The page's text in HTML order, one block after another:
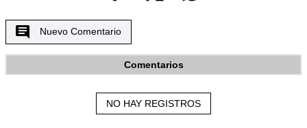
Nuevo Comentario
Comentarios
NO HAY REGISTROS